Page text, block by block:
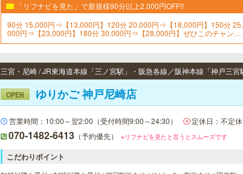
「リフナビを見た」で新規様90分以上2,000円OFF!!
90分 15,000円⇒【13,000円】120分 20,000円⇒【18,000円】150分 25,
000円⇒【23,000円】180分 30,000円⇒【28,000円】ぜひこのチャンス
をお見逃しなく！
OPEN ゆりかご 神戸尼崎店
営業時間：10:00～翌2:00（受付時間9:00～24:30） 定休日：不定休
070-1482-6413 （予約優先） ※リフナビを見たと言うとスムーズです
こだわりポイント